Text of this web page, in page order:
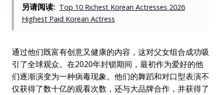
另请阅读: Top 10 Richest Korean Actresses 2026
Highest Paid Korean Actress
通过他们既富有创意又健康的内容，这对父女组合成功吸
引了全球观众。在2020年封锁期间，最初作为爱好的他
们逐渐演变为一种病毒现象。他们的舞蹈和对口型表演不
仅获得了数十亿的观看次数，还与大品牌合作，并获得了